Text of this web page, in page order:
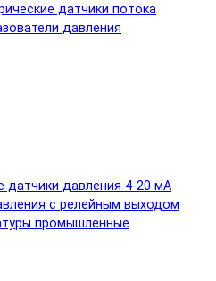
датчики потока
давления
датчики давления 4-20 мА
с релейным выходом
промышленные